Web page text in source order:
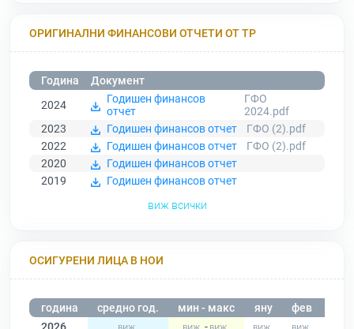
ОРИГИНАЛНИ ФИНАНСОВИ ОТЧЕТИ ОТ ТР
Година
Документ
2024
Годишен финансов
отчет
ГФО
2024.pdf
2023
Годишен финансов отчет
ГФО (2).pdf
2022
Годишен финансов отчет
ГФО (2).pdf
2020
Годишен финансов отчет
2019
Годишен финансов отчет
виж всички
ОСИГУРЕНИ ЛИЦА В НОИ
година средно год. мин - макс яну фев